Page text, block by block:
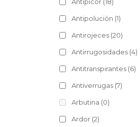
Antipolución (1)
Antirojeces (20)
Antirrugosidades (4)
Antitranspirantes (6)
Antiverrugas (7)
Arbutina (0)
Ardor (2)